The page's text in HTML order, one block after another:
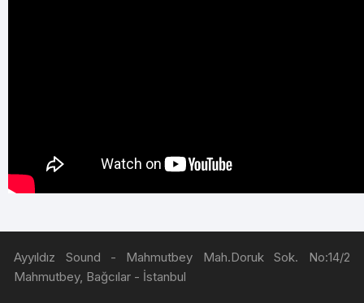
Ayyıldız Sound - Mahmutbey Mah.Doruk Sok. No:14/2
Mahmutbey, Bağcılar - İstanbul